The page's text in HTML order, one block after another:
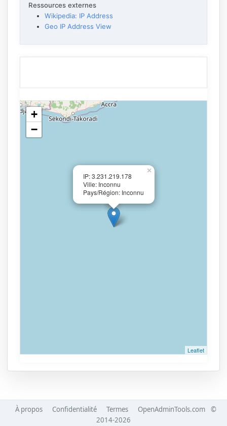
Ressources externes
Wikipedia: IP Address
Geo IP Address View
IP: 3.231.219.178
Ville: Inconnu
Pays/Région: Inconnu
×
+
−
Leaflet
À propos Confidentialité Termes OpenAdminTools.com
©
2014-2026